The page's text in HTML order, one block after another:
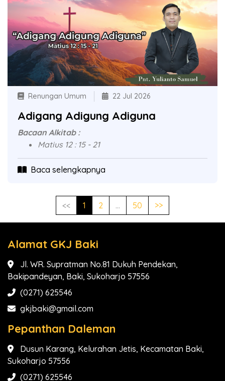
Renungan Umum 22 Jul 2026
Adigang Adigung Adiguna
Bacaan Alkitab :
Matius 12 : 15 - 21
Baca selengkapnya
<< 1 2 ... 50 >>
Alamat GKJ Baki
Jl. WR. Supratman No.81 Dukuh Pendekan,
Bakipandeyan, Baki, Sukoharjo 57556
(0271) 625546
gkjbaki@gmail.com
Pepanthan Daleman
Dusun Karang, Kelurahan Jetis, Kecamatan Baki,
Sukoharjo 57556
(0271) 625546